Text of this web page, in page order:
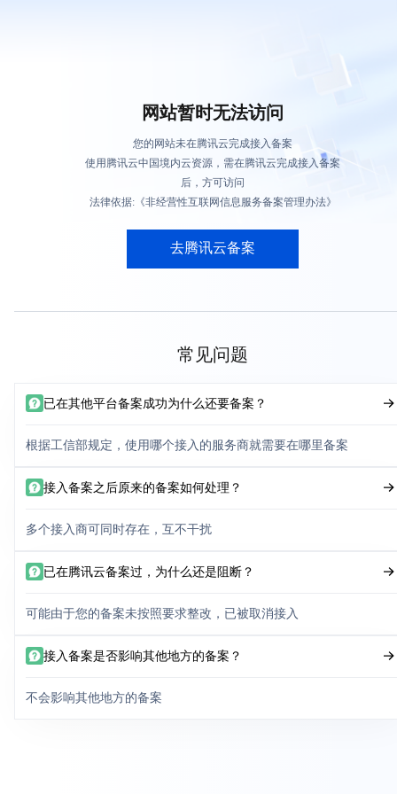
网站暂时无法访问
您的网站未在腾讯云完成接入备案
使用腾讯云中国境内云资源，需在腾讯云完成接入备案
后，方可访问
法律依据:《非经营性互联网信息服务备案管理办法》
去腾讯云备案
常见问题
已在其他平台备案成功为什么还要备案？
根据工信部规定，使用哪个接入的服务商就需要在哪里备案
接入备案之后原来的备案如何处理？
多个接入商可同时存在，互不干扰
已在腾讯云备案过，为什么还是阻断？
可能由于您的备案未按照要求整改，已被取消接入
接入备案是否影响其他地方的备案？
不会影响其他地方的备案